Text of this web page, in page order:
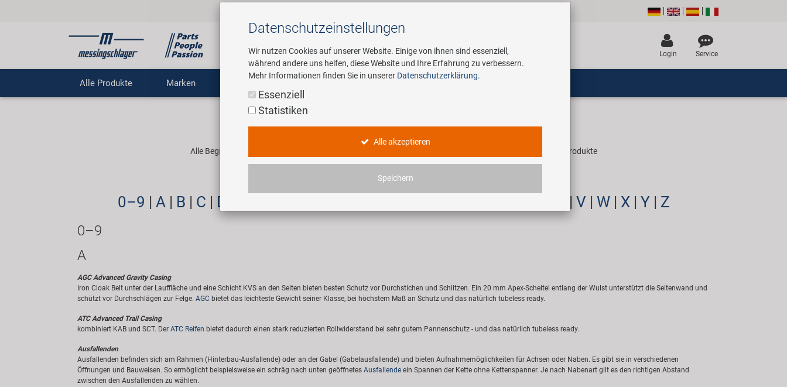
Suchen
Login Service
Alle Produkte Marken
GLOSSAR
Alle Begriffe, die in Zusammenhang mit Fahrrad, Fahrradteilen oder spezifische Eigenschaften einzelner Produkte
stehen, werden hier für Sie erklärt.
0–9 | A | B | C | D | V | W| X| Y| Z
0–9
A
AGC Advanced Gravity Casing
Iron Cloak Belt unter der Lauffläche und eine Schicht KVS an den Seiten bieten besten Schutz vor Durchstichen und Schlitzen. Ein 20 mm Apex-Scheitel entlang der Wulst unterstützt die Seitenwand und
schützt vor Durchschlägen zur Felge. AGC bietet das leichteste Gewicht seiner Klasse, bei höchstem Maß an Schutz und das natürlich tubeless ready.
ATC Advanced Trail Casing
kombiniert KAB und SCT. Der ATC Reifen bietet dadurch einen stark reduzierten Rollwiderstand bei sehr gutem Pannenschutz - und das natürlich tubeless ready.
Ausfallenden
Ausfallenden befinden sich am Rahmen (Hinterbau-Ausfallende) oder an der Gabel (Gabelausfallende) und bieten Aufnahmemöglichkeiten für Achsen oder Naben. Es gibt sie in verschiedenen
Öffnungen und Bauweisen. So ermöglicht beispielsweise ein schräg nach unten geöffnetes Ausfallende ein Spannen der Kette ohne Kettenspanner. Je nach Nabenart gilt es den richtigen Abstand
zwischen den Ausfallenden zu wählen.
Datenschutz­einstellungen
Wir nutzen Cookies auf unserer Website. Einige von ihnen sind essenziell,
während andere uns helfen, diese Website und Ihre Erfahrung zu verbessern.
Mehr Informationen finden Sie in unserer Datenschutzerklärung.
Essenziell
Statistiken
Alle akzeptieren
Speichern